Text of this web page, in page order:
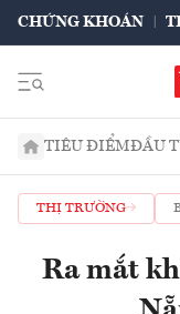
CHỨNG KHOÁN
TIÊU ĐIỂMĐẦU
THỊ TRƯỜNG
Ra mắt